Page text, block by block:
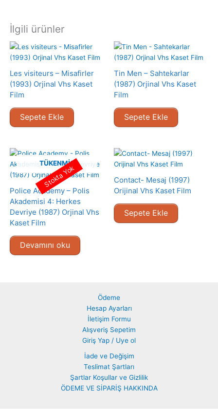
İlgili ürünler
Les visiteurs – Misafirler
(1993) Orjinal Vhs Kaset
Film
Sepete Ekle
Tin Men – Sahtekarlar
(1987) Orjinal Vhs Kaset
Film
Sepete Ekle
TÜKENMIŞ
Police Academy – Polis
Akademisi 4: Herkes
Devriye (1987) Orjinal Vhs
Kaset Film
Devamını oku
Stokta Yok
Contact- Mesaj (1997)
Orijinal Vhs Kaset Film
Sepete Ekle
Ödeme
Hesap Ayarları
İletişim Formu
Alışveriş Sepetim
Giriş Yap / Uye ol
İade ve Değişim
Teslimat Şartları
Şartlar Koşullar ve Gizlilik
ÖDEME VE SİPARİŞ HAKKINDA